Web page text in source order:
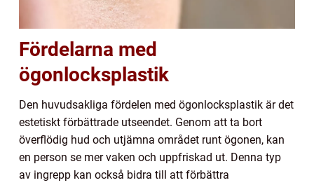
Fördelarna med
ögonlocksplastik
Den huvudsakliga fördelen med ögonlocksplastik är det
estetiskt förbättrade utseendet. Genom att ta bort
överflödig hud och utjämna området runt ögonen, kan
en person se mer vaken och uppfriskad ut. Denna typ
av ingrepp kan också bidra till att förbättra